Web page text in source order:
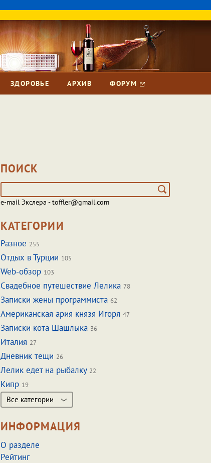
ЗДОРОВЬЕ АРХИВ ФОРУМ
ПОИСК
e-mail Экслера - toffler@gmail.com
КАТЕГОРИИ
Разное 255
Отдых в Турции 105
Web-обзор 103
Свадебное путешествие Лелика 78
Записки жены программиста 62
Американская ария князя Игоря 47
Записки кота Шашлыка 36
Италия 27
Дневник тещи 26
Лелик едет на рыбалку 22
Кипр 19
Все категории
ИНФОРМАЦИЯ
О разделе
Рейтинг